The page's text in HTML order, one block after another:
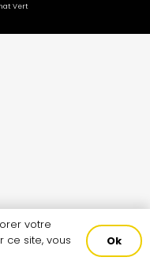
Vert
votre
ce site, vous
Ok